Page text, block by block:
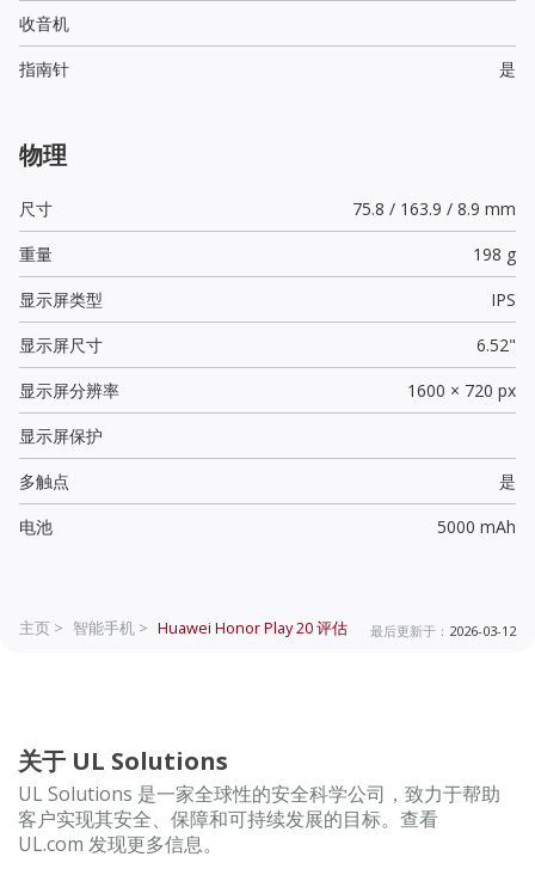
收音机
指南针
是
物理
尺寸
75.8 / 163.9 / 8.9 mm
重量
198 g
显示屏类型
IPS
显示屏尺寸
6.52"
显示屏分辨率
1600 × 720 px
显示屏保护
多触点
是
电池
5000 mAh
主页 > 智能手机 > Huawei Honor Play 20评估 最后更新于： 2026-03-12
关于 UL Solutions
UL Solutions 是一家全球性的安全科学公司，致力于帮助
客户实现其安全、保障和可持续发展的目标。查看
UL.com 发现更多信息。